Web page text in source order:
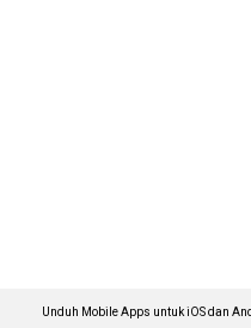
Unduh Mobile Apps untuk iOS dan